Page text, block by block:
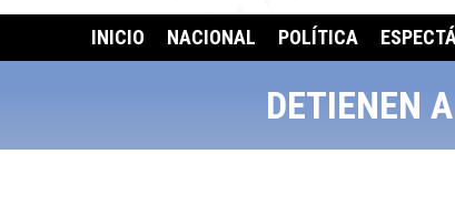
INICIO NACIONAL POLÍTICA
DETIENEN